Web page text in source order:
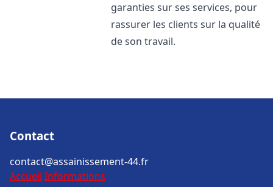
garanties sur ses services, pour
rassurer les clients sur la qualité
de son travail.
Contact
contact@assainissement-44.fr
Accueil Informations